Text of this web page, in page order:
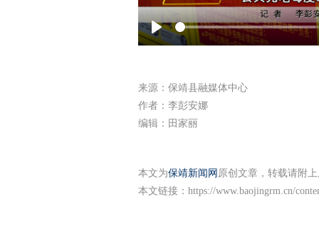
Play
来源：保靖县融媒体中心
作者：李彭安娜
编辑：田家丽
本文为保靖新闻网 原创文章，转载请附
本文链接： https://www.baojingrm.cn/